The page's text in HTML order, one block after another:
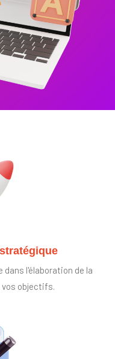
l'élaboration de la
objectifs.